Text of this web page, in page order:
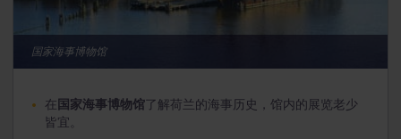
国家海事博物馆
在 国家海事博物馆了解荷兰的海事历史，馆内的展览老少
皆宜。